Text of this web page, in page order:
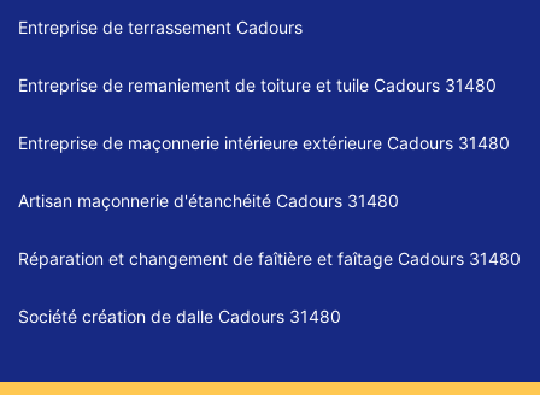
Entreprise de terrassement Cadours
Entreprise de remaniement de toiture et tuile Cadours 31480
Entreprise de maçonnerie intérieure extérieure Cadours 31480
Artisan maçonnerie d'étanchéité Cadours 31480
Réparation et changement de faîtière et faîtage Cadours 31480
Société création de dalle Cadours 31480